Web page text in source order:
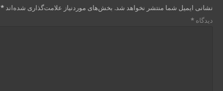
نشانی ایمیل شما منتشر نخواهد شد. بخش‌های موردنیاز علامت‌گذاری شده‌اند*
دیدگاه*